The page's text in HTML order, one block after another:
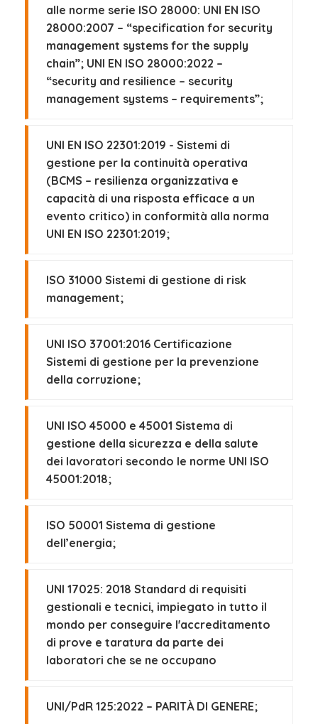
alle norme serie ISO 28000: UNI EN ISO
28000:2007 – “specification for security
management systems for the supply
chain”; UNI EN ISO 28000:2022 –
“security and resilience – security
management systems – requirements”;
UNI EN ISO 22301:2019 - Sistemi di
gestione per la continuità operativa
(BCMS – resilienza organizzativa e
capacità di una risposta efficace a un
evento critico) in conformità alla norma
UNI EN ISO 22301:2019;
ISO 31000 Sistemi di gestione di risk
management;
UNI ISO 37001:2016 Certificazione
Sistemi di gestione per la prevenzione
della corruzione;
UNI ISO 45000 e 45001 Sistema di
gestione della sicurezza e della salute
dei lavoratori secondo le norme UNI ISO
45001:2018;
ISO 50001 Sistema di gestione
dell’energia;
UNI 17025: 2018 Standard di requisiti
gestionali e tecnici, impiegato in tutto il
mondo per conseguire l'accreditamento
di prove e taratura da parte dei
laboratori che se ne occupano
UNI/PdR 125:2022 – PARITÀ DI GENERE;